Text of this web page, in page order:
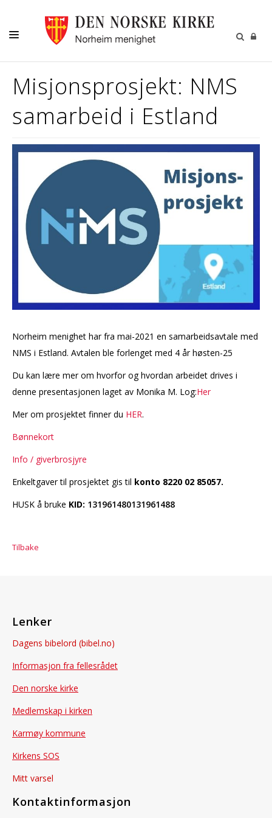
BARN-UNGE-KONFIRMANT
FAMILIE-VOKSNE
DIVERSE
PÅMELDINGER
NYHETER
Misjonsprosjekt: NMS
samarbeid i Estland
Norheim menighet har fra mai-2021 en samarbeidsavtale med
NMS i Estland. Avtalen ble forlenget med 4 år høsten-25
Du kan lære mer om hvorfor og hvordan arbeidet drives i
denne presentasjonen laget av Monika M. Log:Her
Mer om prosjektet finner du HER.
Bønnekort
Info / giverbrosjyre
Enkeltgaver til prosjektet gis til konto 8220 02 85057.
HUSK å bruke KID: 131961480131961488
Tilbake
Lenker
Dagens bibelord (bibel.no)
Informasjon fra fellesrådet
Den norske kirke
Medlemskap i kirken
Karmøy kommune
Kirkens SOS
Mitt varsel
Kontaktinformasjon